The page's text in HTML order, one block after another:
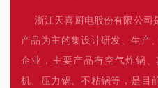
浙江天喜厨电股份有限公司
产品为主的集设计研发、生产
企业，主要产品有空气炸锅
机、压力锅、不粘锅等，是目